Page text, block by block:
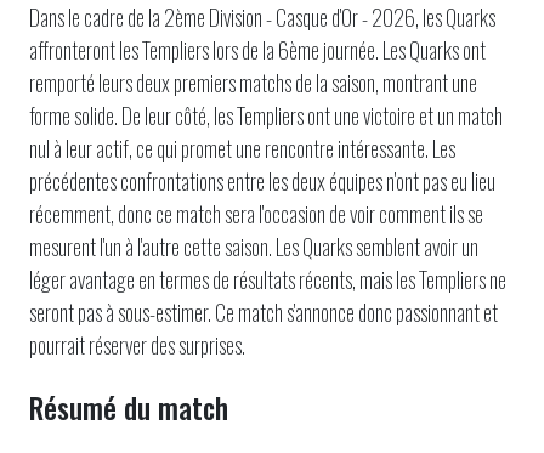
Dans le cadre de la 2ème Division - Casque d'Or - 2026, les Quarks
affronteront les Templiers lors de la 6ème journée. Les Quarks ont
remporté leurs deux premiers matchs de la saison, montrant une
forme solide. De leur côté, les Templiers ont une victoire et un match
nul à leur actif, ce qui promet une rencontre intéressante. Les
précédentes confrontations entre les deux équipes n'ont pas eu lieu
récemment, donc ce match sera l'occasion de voir comment ils se
mesurent l'un à l'autre cette saison. Les Quarks semblent avoir un
léger avantage en termes de résultats récents, mais les Templiers ne
seront pas à sous-estimer. Ce match s'annonce donc passionnant et
pourrait réserver des surprises.
Résumé du match